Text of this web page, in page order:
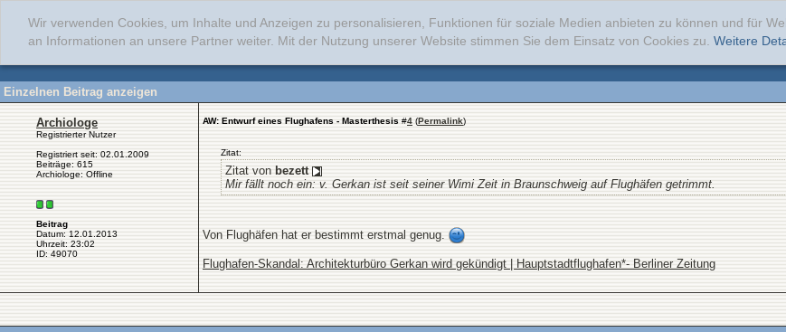
Wir verwenden Cookies, um Inhalte und Anzeigen zu personalisieren, Funktionen für soziale Medien anbieten zu können und für
an Informationen an unsere Partner weiter. Mit der Nutzung unserer Website stimmen Sie dem Einsatz von Cookies zu. Weitere
Einzelnen Beitrag anzeigen
Archiologe
Registrierter Nutzer
Registriert seit: 02.01.2009
Beiträge: 615
Archiologe: Offline
Beitrag
Datum: 12.01.2013
Uhrzeit: 23:02
ID: 49070
AW: Entwurf eines Flughafens - Masterthesis #4 (Permalink)
Zitat:
Zitat von bezett
Mir fällt noch ein: v. Gerkan ist seit seiner Wimi Zeit in Braunschweig auf Flughäfen getrimmt.
Von Flughäfen hat er bestimmt erstmal genug.
Flughafen-Skandal: Architekturbüro Gerkan wird gekündigt | Hauptstadtflughafen*- Berliner Zeitung